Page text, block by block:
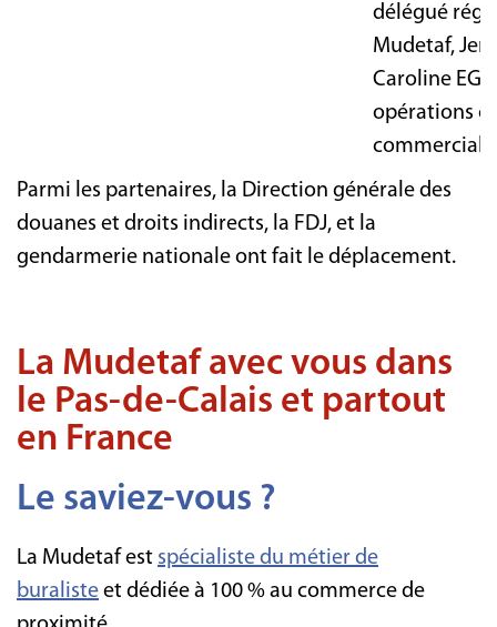
délégué
Mudetaf,
Caroline
opérations
Parmi les partenaires, la Direction générale des
douanes et droits indirects, la FDJ, et la
gendarmerie nationale ont fait le déplacement.
La Mudetaf avec vous dans
le Pas-de-Calais et partout
en France
Le saviez-vous ?
La Mudetaf est spécialiste du métier de
buraliste et dédiée à 100 % au commerce de